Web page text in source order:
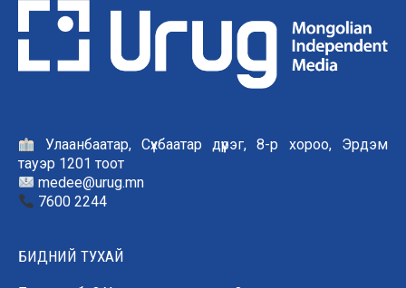
Улаанбаатар, Сүхбаатар дүүрэг, 8-р хороо, Эрдэм
тауэр 1201 тоот
medee@urug.mn
7600 2244
БИДНИЙ ТУХАЙ